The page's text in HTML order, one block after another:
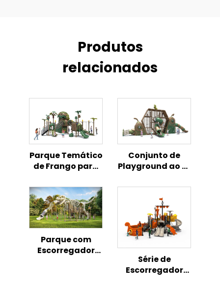
Produtos
relacionados
Parque Temático
de Frango para
Infantil ao Ar
Livre
Conjunto de
Playground ao Ar
de Parque
Temático de
Frango - Zona de
Atividades para
Crianças
Parque com
Escorregador
Série de
Escorregador